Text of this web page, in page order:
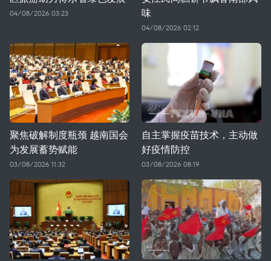
04/08/2026 03:23
味
04/08/2026 02:12
聚焦破解制度瓶颈 越南国会
为发展蓄势赋能
03/08/2026 11:32
自主掌握疫苗技术，主动做
好疫情防控
03/08/2026 08:19